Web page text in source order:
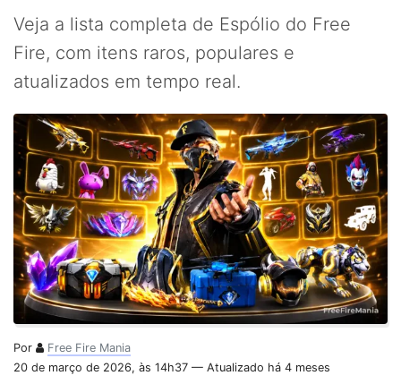
Veja a lista completa de Espólio do Free
Fire, com itens raros, populares e
atualizados em tempo real.
Por
Free Fire Mania
20 de março de 2026, às 14h37 — Atualizado há 4 meses